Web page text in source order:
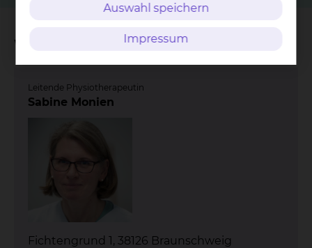
Wichtige Kontakte
Leitende Physiotherapeutin
Sabine Monien
Fichtengrund 1, 38126 Braunschweig
Auswahl speichern
Impressum